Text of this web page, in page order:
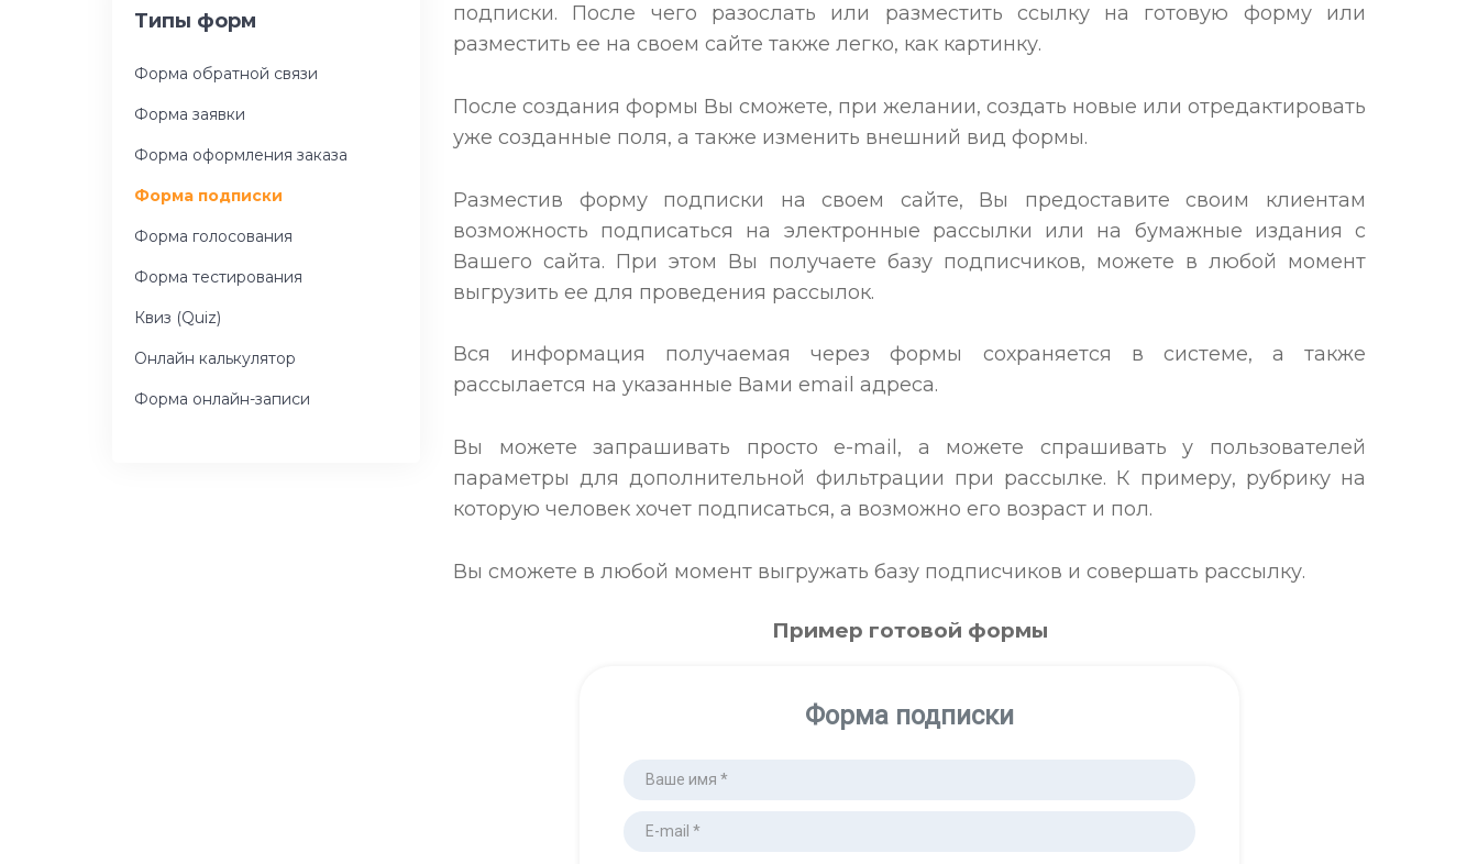
Типы форм
Форма обратной связи
Форма заявки
Форма оформления заказа
Форма подписки
Форма голосования
Форма тестирования
Квиз (Quiz)
Онлайн калькулятор
Форма онлайн-записи
подписки. После чего разослать или разместить ссылку на готовую форму или
разместить ее на своем сайте также легко, как картинку.
После создания формы Вы сможете, при желании, создать новые или отредактировать
уже созданные поля, а также изменить внешний вид формы.
Разместив форму подписки на своем сайте, Вы предоставите своим клиентам
возможность подписаться на электронные рассылки или на бумажные издания с
Вашего сайта. При этом Вы получаете базу подписчиков, можете в любой момент
выгрузить ее для проведения рассылок.
Вся информация получаемая через формы сохраняется в системе, а также
рассылается на указанные Вами email адреса.
Вы можете запрашивать просто e-mail, а можете спрашивать у пользователей
параметры для дополнительной фильтрации при рассылке. К примеру, рубрику на
которую человек хочет подписаться, а возможно его возраст и пол.
Вы сможете в любой момент выгружать базу подписчиков и совершать рассылку.
Пример готовой формы